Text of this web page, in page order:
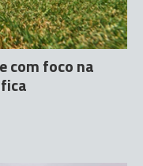
com foco na